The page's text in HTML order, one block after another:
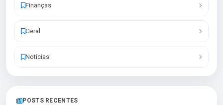
Finanças
Geral
Notícias
POSTS RECENTES